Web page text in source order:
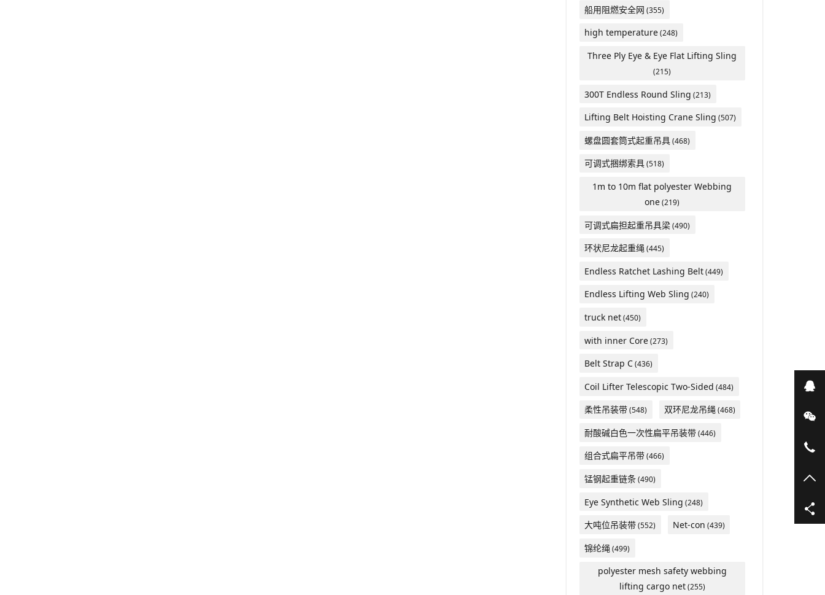
船用阻燃安全网 (355)
high temperature(248)
Three Ply Eye & Eye Flat Lifting Sling
(215)
300T Endless Round Sling (213)
Lifting Belt Hoisting Crane Sling (507)
螺盘圆套筒式起重吊具(468)
可调式捆绑索具(518)
1m to 10m flat polyester Webbing
one(219)
可调式扁担起重吊具梁(490)
环状尼龙起重绳(445)
Endless Ratchet Lashing Belt(449)
Endless Lifting Web Sling (240)
truck net(450)
with inner Core(273)
Belt Strap C(436)
Coil Lifter Telescopic Two-Sided (484)
柔性吊装带(548) 双环尼龙吊绳(468)
耐酸碱白色一次性扁平吊装带(446)
组合式扁平吊带(466)
锰钢起重链条(490)
Eye Synthetic Web Sling (248)
大吨位吊装带(552) Net-con (439)
锦纶绳(499)
polyester mesh safety webbing
lifting cargo net(255)
在
微